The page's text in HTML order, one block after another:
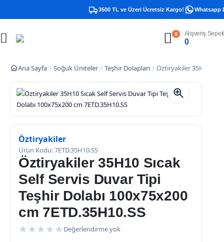
3500 TL ve Üzeri Ücretsiz Kargo! Whatsapp
0 Alışveriş Sepeti
0
Ana Sayfa Soğuk Üniteler Teşhir Dolapları Öztiryakiler 35H10
Öztiryakiler
Ürün Kodu: 7ETD.35H10.SS
Öztiryakiler 35H10 Sıcak
Self Servis Duvar Tipi
Teşhir Dolabı 100x75x200
cm 7ETD.35H10.SS
★ ★ ★ ★ ★ Değerlendirme yok